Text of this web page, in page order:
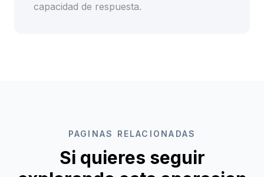
capacidad de respuesta.
PAGINAS RELACIONADAS
Si quieres seguir